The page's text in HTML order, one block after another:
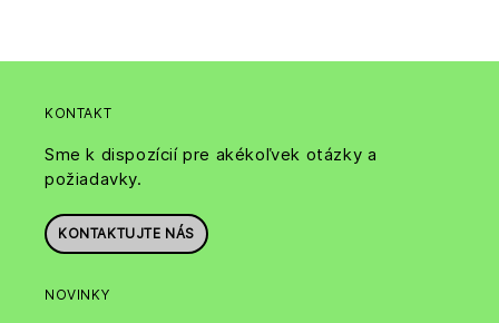
KONTAKT
Sme k dispozícií pre akékoľvek otázky a
požiadavky.
KONTAKTUJTE NÁS
NOVINKY